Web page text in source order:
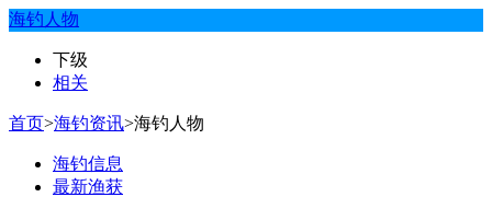
海钓人物
下级
相关
首页>海钓资讯>海钓人物
海钓信息
最新渔获